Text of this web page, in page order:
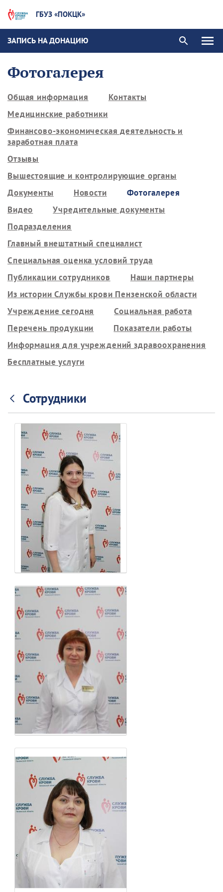
ГБУЗ «ПОКЦК»
ЗАПИСЬ НА ДОНАЦИЮ
Фотогалерея
Общая информация
Контакты
Медицинские работники
Финансово-экономическая деятельность и
заработная плата
Отзывы
Вышестоящие и контролирующие органы
Документы
Новости
Фотогалерея
Видео
Учредительные документы
Подразделения
Главный внештатный специалист
Специальная оценка условий труда
Публикации сотрудников
Наши партнеры
Из истории Службы крови Пензенской области
Учреждение сегодня
Социальная работа
Перечень продукции
Показатели работы
Информация для учреждений здравоохранения
Бесплатные услуги
Сотрудники